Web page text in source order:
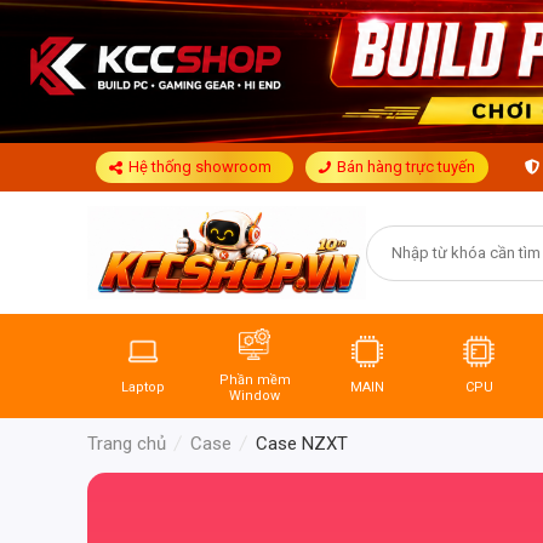
Hệ thống showroom Bán hàng trực tuyến
Laptop
Phần mềm
Window
MAIN CPU
Trang chủ Case Case NZXT